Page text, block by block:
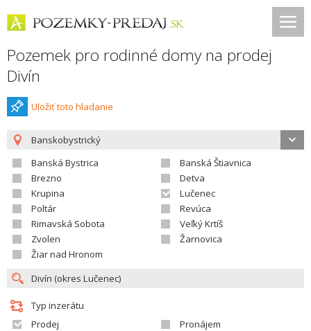
Pozemek pro rodinné domy na prodej
Divín
Uložiť toto hladanie
Banskobystrický
Banská Bystrica
Banská Štiavnica
Brezno
Detva
Krupina
Lučenec
Poltár
Revúca
Rimavská Sobota
Veľký Krtíš
Zvolen
Žarnovica
Žiar nad Hronom
Typ inzerátu
Prodej
Pronájem